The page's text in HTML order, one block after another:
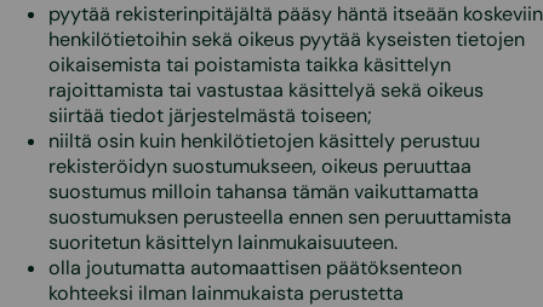
pyytää rekisterinpitäjältä pääsy häntä itseään koskeviin
henkilötietoihin sekä oikeus pyytää kyseisten tietojen
oikaisemista tai poistamista taikka käsittelyn
rajoittamista tai vastustaa käsittelyä sekä oikeus
siirtää tiedot järjestelmästä toiseen;
niiltä osin kuin henkilötietojen käsittely perustuu
rekisteröidyn suostumukseen, oikeus peruuttaa
suostumus milloin tahansa tämän vaikuttamatta
suostumuksen perusteella ennen sen peruuttamista
suoritetun käsittelyn lainmukaisuuteen.
olla joutumatta automaattisen päätöksenteon
kohteeksi ilman lainmukaista perustetta